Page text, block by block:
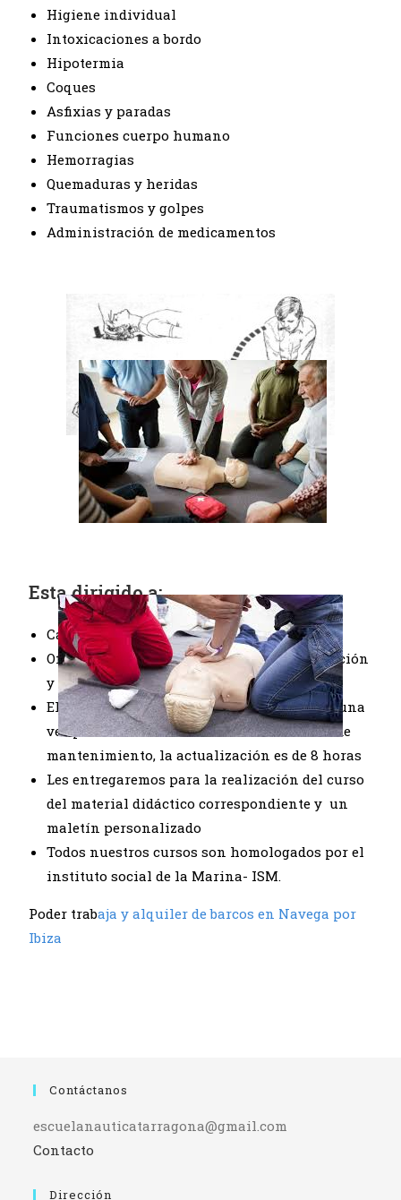
Higiene individual
Intoxicaciones a bordo
Hipotermia
Coques
Asfixias y paradas
Funciones cuerpo humano
Hemorragias
Quemaduras y heridas
Traumatismos y golpes
Administración de medicamentos
Esta dirigido a:
Capitanes y patrones profesionales
Oficiales de las zonas de guardia de navegación
y maquinas
El tiempo de validez del curso es de 5 años, una
vez pasados deberás renovar con un curso de
mantenimiento, la actualización es de 8 horas
Les entregaremos para la realización del curso
del material didáctico correspondiente y un
maletín personalizado
Todos nuestros cursos son homologados por el
instituto social de la Marina- ISM.
Poder trabaja y alquiler de barcos en Navega por
Ibiza
Contáctanos
escuelanauticatarragona@gmail.com
Contacto
Dirección